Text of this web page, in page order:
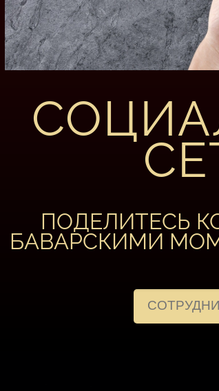
ПОДЕЛИТЕСЬ
БАВАРСКИМИ